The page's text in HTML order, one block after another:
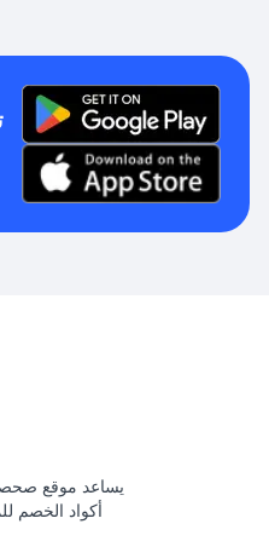
يساعد موقع
أكواد الخصم